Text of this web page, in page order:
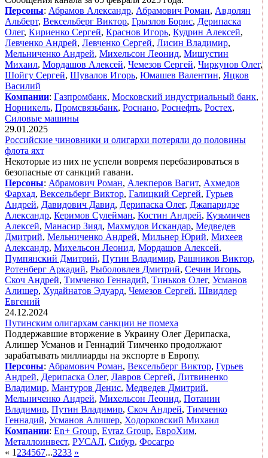
Персоны: Абрамов Александр, Абрамович Роман, Авдолян
Альберт, Вексельберг Виктор, Грызлов Борис, Дерипаска
Олег, Кириенко Сергей, Краснов Игорь, Кудрин Алексей,
Левченко Андрей, Левченко Сергей, Лисин Владимир,
Мельниченко Андрей, Михельсон Леонид, Мишустин
Михаил, Мордашов Алексей, Чемезов Сергей, Чиркунов Олег,
Шойгу Сергей, Шувалов Игорь, Юмашев Валентин, Яцков
Василий
Компании: Газпромбанк, Московский индустриальный банк,
Норникель, Промсвязьбанк, Роснано, Роснефть, Ростех,
Силовые машины
29.01.2025
Российские чиновники и олигархи потеряли до половины
флота яхт
Некоторые из них не успели вовремя перебазироваться в
безопасные от санкций гавани.
Персоны: Абрамович Роман, Алекперов Вагит, Ахмедов
Фархад, Вексельберг Виктор, Галицкий Сергей, Гурьев
Андрей, Давидович Давид, Дерипаска Олег, Джапаридзе
Александр, Керимов Сулейман, Костин Андрей, Кузьмичев
Алексей, Манасир Зияд, Махмудов Искандар, Медведев
Дмитрий, Мельниченко Андрей, Мильнер Юрий, Михеев
Александр, Михельсон Леонид, Мордашов Алексей,
Пумпянский Дмитрий, Путин Владимир, Рашников Виктор,
Ротенберг Аркадий, Рыболовлев Дмитрий, Сечин Игорь,
Скоч Андрей, Тимченко Геннадий, Тиньков Олег, Усманов
Алишер, Худайнатов Эдуард, Чемезов Сергей, Швидлер
Евгений
24.12.2024
Путинским олигархам санкции не помеха
Поддержавшие вторжение в Украину Олег Дерипаска,
Алишер Усманов и Геннадий Тимченко продолжают
зарабатывать миллиарды на экспорте в Европу.
Персоны: Абрамович Роман, Вексельберг Виктор, Гурьев
Андрей, Дерипаска Олег, Лавров Сергей, Литвиненко
Владимир, Мантуров Денис, Медведев Дмитрий,
Мельниченко Андрей, Михельсон Леонид, Потанин
Владимир, Путин Владимир, Скоч Андрей, Тимченко
Геннадий, Усманов Алишер, Ходорковский Михаил
Компании: En+ Group, Evraz Group, ЕвроХим,
Металлоинвест, РУСАЛ, Сибур, Фосагро
« 1 234567...3233 »